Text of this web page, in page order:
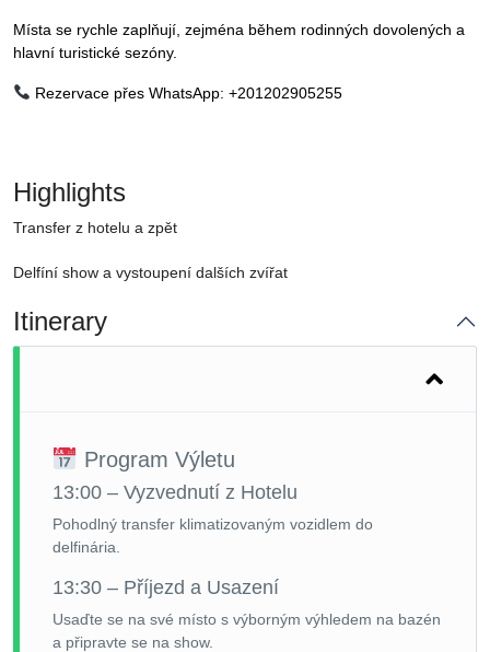
Místa se rychle zaplňují, zejména během rodinných dovolených a
hlavní turistické sezóny.
Rezervace přes WhatsApp: +201202905255
Highlights
Transfer z hotelu a zpět
Delfíní show a vystoupení dalších zvířat
Itinerary
Program Výletu
13:00 – Vyzvednutí z Hotelu
Pohodlný transfer klimatizovaným vozidlem do
delfinária.
13:30 – Příjezd a Usazení
Usaďte se na své místo s výborným výhledem na bazén
a připravte se na show.